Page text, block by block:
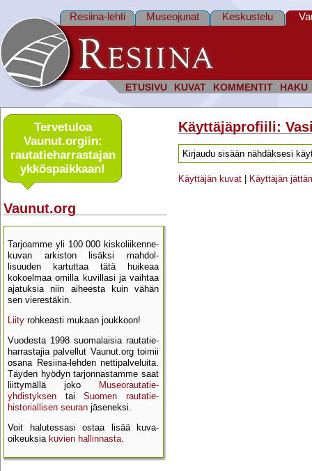
ETUSIVU KUVAT KOMMENTIT HAKU
Resiina-lehti Museojunat Keskustelu
Tervetuloa
Vaunut.orgiin:
rautatie­harrastajan
ykkös­paikkaan!
Vaunut.org
Tarjoamme yli 100 000 kisko­liikenne­
kuvan arkiston lisäksi mahdol­
lisuuden kartu­ttaa tätä huikeaa
kokoelmaa omilla kuvillasi ja vaihtaa
ajatuksia niin aiheesta kuin vähän
sen vierestäkin.
Liity rohkeasti mukaan joukkoon!
Vuodesta 1998 suomalaisia rautatie­
harrastajia palvellut Vaunut.org toimii
osana Resiina-lehden netti­palveluita.
Täyden hyödyn tarjon­nastamme saat
liittymällä joko
Museo­rautatie­
yhdistyksen tai Suomen rautatie­
historial­lisen seuran jäseneksi.
Voit halutessasi ostaa lisää kuva­
oikeuksia kuvien hallinnasta.
Käyttäjäprofiili:
Kirjaudu sisään nähdäksesi
Käyttäjän kuvat Käyttäjän